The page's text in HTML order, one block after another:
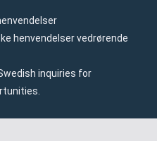
henvendelser vedrørende
inquiries for